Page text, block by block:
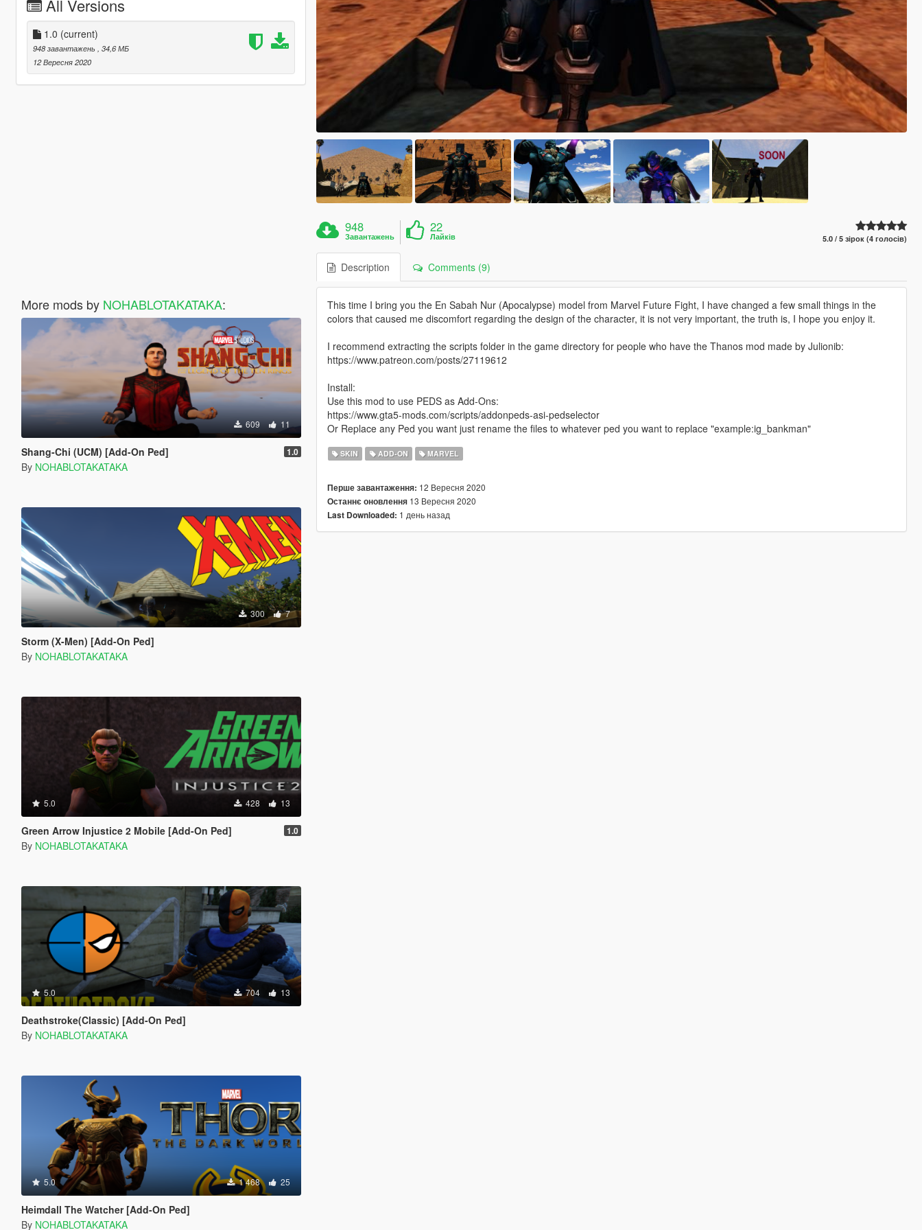
All Versions
1.0 (current)
948 завантажень
, 34,6 МБ
12 Вересня 2020
More mods by NOHABLOTAKATAKA:
609 11
Shang-Chi (UCM) [Add-On Ped] 1.0
By NOHABLOTAKATAKA
300 7
Storm (X-Men) [Add-On Ped]
By NOHABLOTAKATAKA
5.0 428 13
Green Arrow Injustice 2 Mobile [Add-On Ped] 1.0
By NOHABLOTAKATAKA
5.0 704 13
Deathstroke(Classic) [Add-On Ped]
By NOHABLOTAKATAKA
5.0 1 468 25
Heimdall The Watcher [Add-On Ped]
By NOHABLOTAKATAKA
948
Завантажень
22
Лайків 5.0 / 5 зірок (4 голосів)
Description Comments (9)
This time I bring you the En Sabah Nur (Apocalypse) model from Marvel Future Fight, I have changed a few small things in the
colors that caused me discomfort regarding the design of the character, it is not very important, the truth is, I hope you enjoy it.
I recommend extracting the scripts folder in the game directory for people who have the Thanos mod made by Julionib:
https://www.patreon.com/posts/27119612
Install:
Use this mod to use PEDS as Add-Ons:
https://www.gta5-mods.com/scripts/addonpeds-asi-pedselector
Or Replace any Ped you want just rename the files to whatever ped you want to replace "example:ig_bankman"
SKIN ADD-ON MARVEL
Перше завантаження: 12 Вересня 2020
Останнє оновлення13 Вересня 2020
Last Downloaded: 1 день назад